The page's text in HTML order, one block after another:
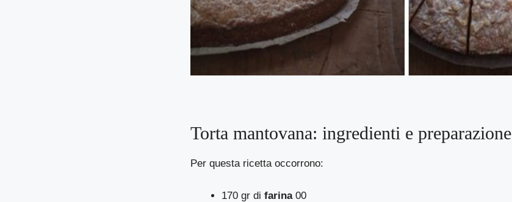
Torta mantovana: ingredienti e preparazione
Per questa ricetta occorrono:
170 gr di farina00